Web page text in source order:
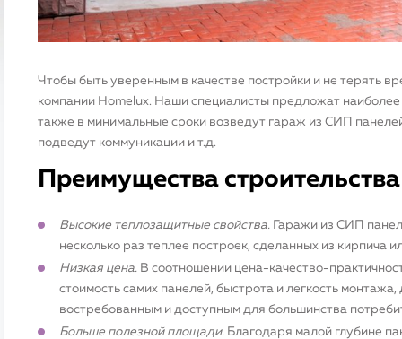
Чтобы быть уверенным в качестве постройки и не терять
компании Homelux. Наши специалисты предложат
также в минимальные сроки возведут гараж из СИП
подведут коммуникации и т.д.
Преимущества
Высокие теплозащитные свойства. Гаражи из СИП
несколько раз теплее построек, сделанных из кирпича
Низкая цена. В соотношении цена-качество-
стоимость самих панелей, быстрота и легкость
востребованным и доступным для большинства
Больше полезной площади. Благодаря малой глубине